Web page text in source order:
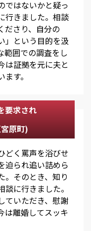
ではないかと疑っ
行きました。相談
ださり、自分の
」という目的を汲
範囲での調査をし
は証拠を元に夫と
す。
要求され
原町)
どく罵声を浴びせ
迫られ追い詰めら
。そのとき、知り
に行きました。
ていただき、慰謝
は離婚してスッキ